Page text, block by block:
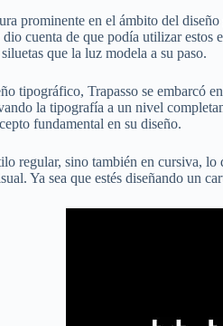
prominente en el ámbito del
dio cuenta de que podía utilizar
que la luz modela a su paso.
tipográfico, Trapasso se embarcó
la tipografía a un nivel
fundamental en su diseño.
regular, sino también en cursiva,
Ya sea que estés diseñando un